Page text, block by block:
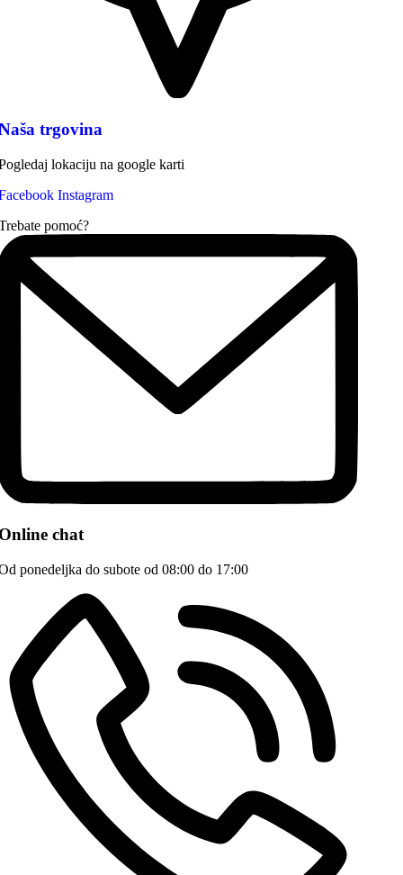
trgovina
lokaciju na google karti
Instagram
pomoć?
chat
ponedeljka do subote od 08:00 do 17:00